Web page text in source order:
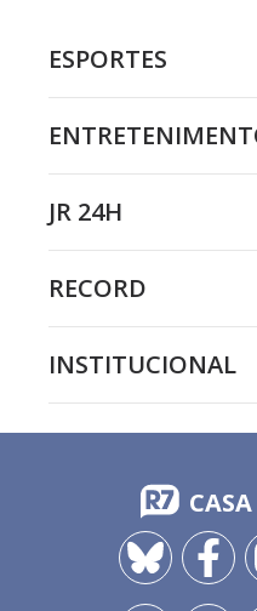
ESPORTES
JR 24H
RECORD
INSTITUCIONAL